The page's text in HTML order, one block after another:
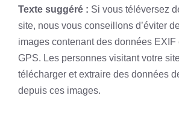
Texte suggéré : Si vous téléversez
site, nous vous conseillons d’éviter
images contenant des données
GPS. Les personnes visitant votre
télécharger et extraire des données
depuis ces images.